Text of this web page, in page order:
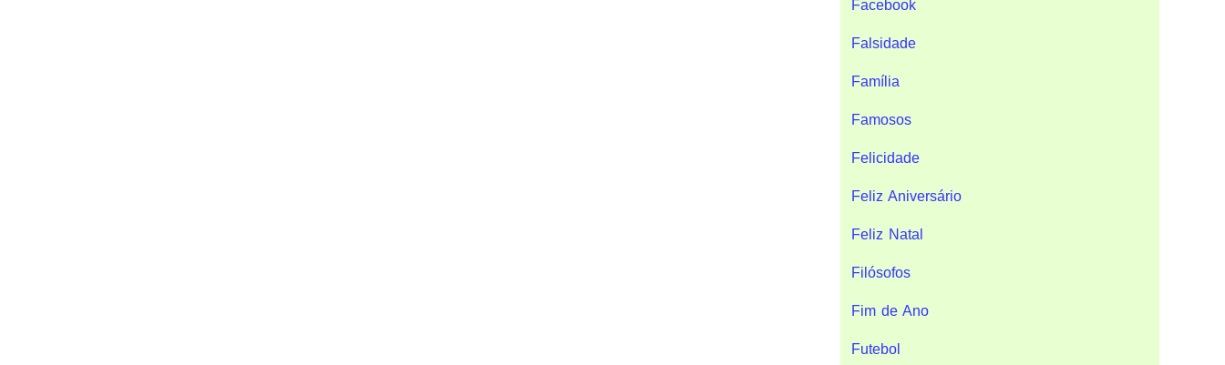
Facebook
Falsidade
Família
Famosos
Felicidade
Feliz Aniversário
Feliz Natal
Filósofos
Fim de Ano
Futebol